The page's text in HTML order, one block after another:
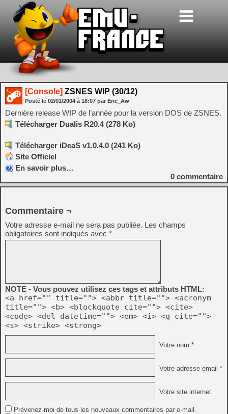
[Console] ZSNES WIP (30/12)
Posté le 02/01/2004 à 18:07 par Eric_Aw
Dernière release WIP de l’année pour la version DOS de ZSNES.
Télécharger Dualis R20.4 (278 Ko)
Télécharger iDeaS v1.0.4.0 (241 Ko)
Site Officiel
En savoir plus…
0 commentaire
Commentaire ¬
Votre adresse e-mail ne sera pas publiée. Les champs
obligatoires sont indiqués avec *
NOTE - Vous pouvez utilisez ces tags et attributs HTML:
<a href="" title=""> <abbr title=""> <acronym
title=""> <b> <blockquote cite=""> <cite>
<code> <del datetime=""> <em> <i> <q cite="">
<s> <strike> <strong>
Votre nom *
Votre adresse email *
Votre site internet
Prévenez-moi de tous les nouveaux commentaires par e-mail.